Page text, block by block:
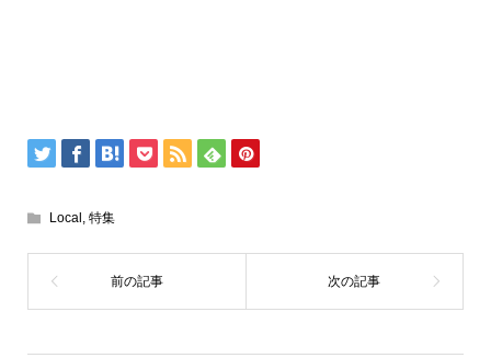
Local 特集